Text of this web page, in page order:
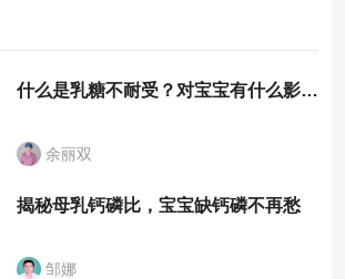
什么是乳糖不耐受？对宝宝有什么影响？
余丽双
揭秘母乳钙磷比，宝宝缺钙磷不再愁
邹娜